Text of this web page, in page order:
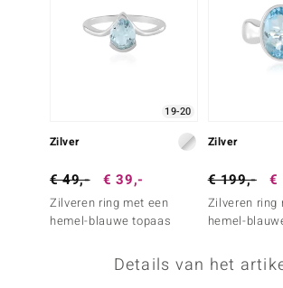
Collection
19-20
Zilver
€ 49,- € 39,-
Zilveren ring met een
hemel-blauwe topaas
Zilver
€ 199,- €
Zilveren ring
hemel-
Details van het